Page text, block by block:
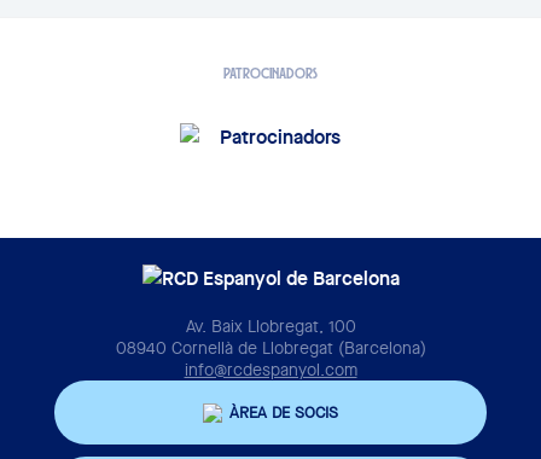
PATROCINADORS
Av. Baix Llobregat, 100
08940 Cornellà de Llobregat (Barcelona)
info@rcdespanyol.com
ÀREA DE SOCIS